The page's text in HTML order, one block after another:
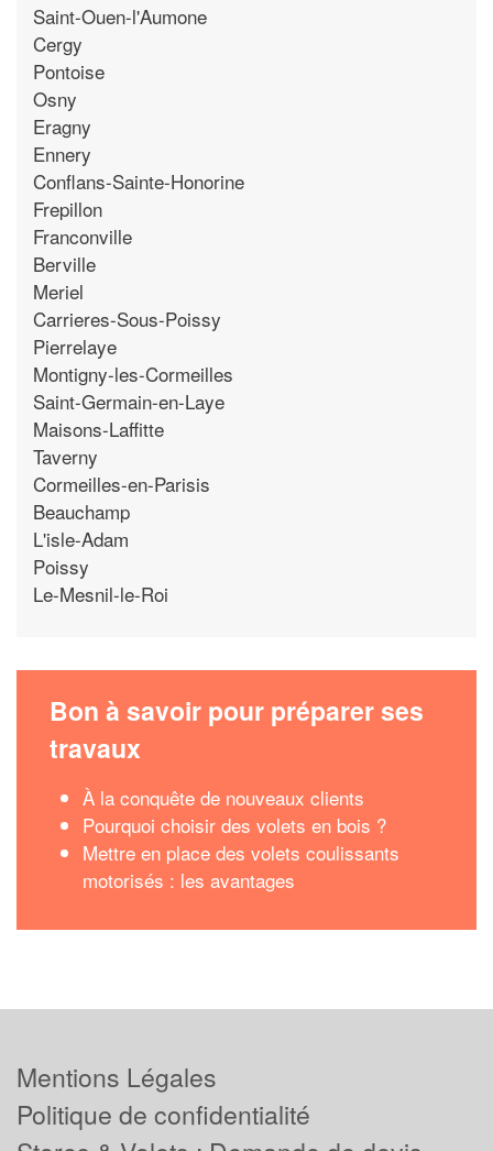
Saint-Ouen-l'Aumone
Cergy
Pontoise
Osny
Eragny
Ennery
Conflans-Sainte-Honorine
Frepillon
Franconville
Berville
Meriel
Carrieres-Sous-Poissy
Pierrelaye
Montigny-les-Cormeilles
Saint-Germain-en-Laye
Maisons-Laffitte
Taverny
Cormeilles-en-Parisis
Beauchamp
L'isle-Adam
Poissy
Le-Mesnil-le-Roi
Bon à savoir pour préparer ses
travaux
À la conquête de nouveaux clients
Pourquoi choisir des volets en bois ?
Mettre en place des volets coulissants
motorisés : les avantages
Mentions Légales
Politique de confidentialité